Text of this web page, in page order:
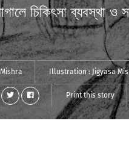
চিকিৎসা ব্যবস্থা ও
Illustration : Jigyasa
Print this story